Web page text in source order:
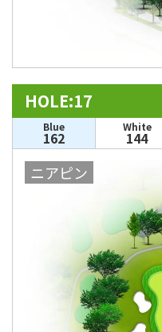
HOLE:17
Blue
162
White
144
ニアピン